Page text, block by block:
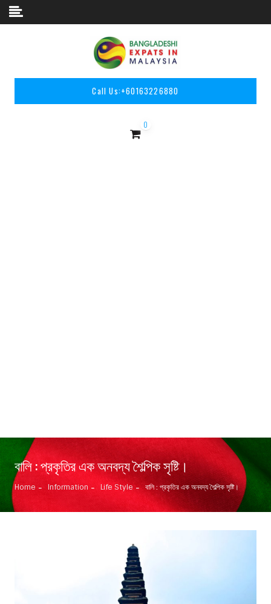
Skip to content
Call Us:+60163226880
0
বালি : প্রকৃতির এক অনবদ্য শৈল্পিক সৃষ্টি।
Home Information Life Style বালি : প্রকৃতির এক অনবদ্য শৈল্পিক সৃষ্টি।